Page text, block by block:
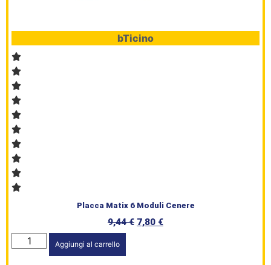
bTicino
Placca Matix 6 Moduli Cenere
9,44€ 7,80 €
Aggiungi al carrello